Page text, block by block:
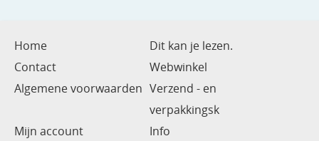
Home
Dit kan je lezen.
Contact
Webwinkel
Algemene voorwaarden Verzend - en
verpakkingsk
Mijn account
Info